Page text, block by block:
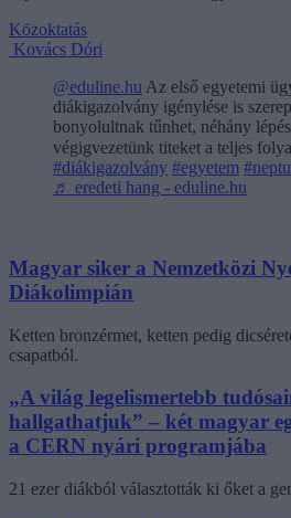
Közoktatás
Kovács Dóri
@eduline.hu Az első egyetemi
diákigazolvány igénylése is
bonyolultnak tűnhet, néhány
végigvezetünk titeket a teljes
#diákigazolvány #egyetem
♬ eredeti hang - eduline.hu
Magyar siker a Nemzetközi
Diákolimpián
Ketten bronzérmet, ketten pedig
csapatból.
„A világ legelismertebb
hallgathatjuk” – két magyar
a CERN nyári programjába
21 ezer diákból választották ki őket a